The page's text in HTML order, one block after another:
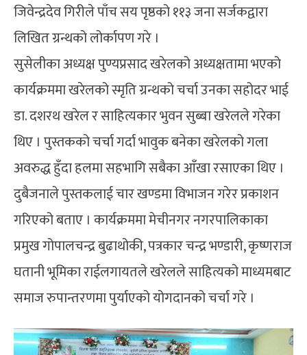
जिवेन्द्रदेव गिरीले पाँच सय पृष्ठको ११३ जना सर्जकद्वारा
लिखित ग्रन्थको लोर्कापण गरे ।
सुसेलीका अध्यक्ष पुण्यप्रसाद खरेलको अध्यक्षतामा भएको
कार्यक्रममा खरेलको स्मृति ग्रन्थको चर्चा उनका सहोदर भाई
डा. दशरथ खरेल र साहित्यकार भुवन सुब्बा खरेलले गरेका
थिए । पुस्तकको चर्चा गर्दा भावुक बनेका खरेलको गला
अवरुद्ध हुँदा हलमा सहभागि सबैका आँखा रसाएका थिए ।
दुबैजनाले पुस्तकलाई चार खण्डमा विभाजन गरेर प्रकाशन
गरिएको बताए । कार्यक्रममा मेचीनगर नगरपालिकाका
प्रमुख गोपालचन्द्र बुढाथोकी, पत्रकार चन्द्र भण्डारी, कृष्णराज
घतानी भूमिका राईलगायतले खरेलले साहित्यको माध्यमबाट
समाज रुपान्तरणमा पुर्याएको योगदानको चर्चा गरे ।